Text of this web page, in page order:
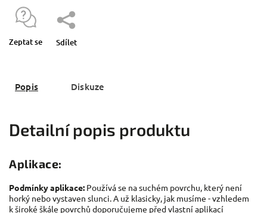
Zeptat se Sdílet
Popis Diskuze
Detailní popis produktu
Aplikace:
Podmínky aplikace: Používá se na suchém povrchu, který není
horký nebo vystaven slunci. A už klasicky, jak musíme - vzhledem
k široké škále povrchů doporučujeme před vlastní aplikací